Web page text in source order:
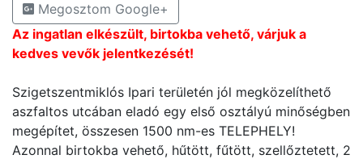
Megosztom Google+
Az ingatlan elkészült, birtokba vehető, várjuk a
kedves vevők jelentkezését!
Szigetszentmiklós Ipari területén jól megközelíthető
aszfaltos utcában eladó egy első osztályú minőségben
megépítet, összesen 1500 nm-es TELEPHELY!
Azonnal birtokba vehető, hűtött, fűtött, szellőztetett, 2